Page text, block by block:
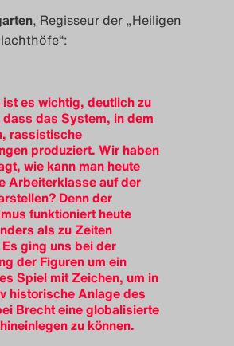
, Regisseur der „Heiligen
ist es wichtig, deutlich zu
dass das System, in dem
rassistische
produziert. Wir haben
wie kann man heute
Arbeiterklasse auf der
Denn der
funktioniert heute
als zu Zeiten
ging uns bei der
der Figuren um ein
Spiel mit Zeichen, um in
historische Anlage des
Brecht eine globalisierte
zu können.